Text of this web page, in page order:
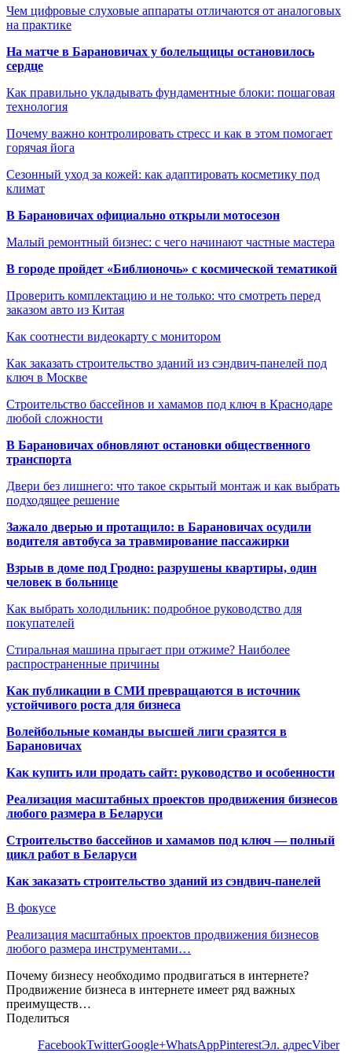
Чем цифровые слуховые аппараты отличаются от аналоговых
на практике
На матче в Барановичах у болельщицы остановилось
сердце
Как правильно укладывать фундаментные блоки: пошаговая
технология
Почему важно контролировать стресс и как в этом помогает
горячая йога
Сезонный уход за кожей: как адаптировать косметику под
климат
В Барановичах официально открыли мотосезон
Малый ремонтный бизнес: с чего начинают частные мастера
В городе пройдет «Библионочь» с космической тематикой
Проверить комплектацию и не только: что смотреть перед
заказом авто из Китая
Как соотнести видеокарту с монитором
Как заказать строительство зданий из сэндвич-панелей под
ключ в Москве
Строительство бассейнов и хамамов под ключ в Краснодаре
любой сложности
В Барановичах обновляют остановки общественного
транспорта
Двери без лишнего: что такое скрытый монтаж и как выбрать
подходящее решение
Зажало дверью и протащило: в Барановичах осудили
водителя автобуса за травмирование пассажирки
Взрыв в доме под Гродно: разрушены квартиры, один
человек в больнице
Как выбрать холодильник: подробное руководство для
покупателей
Стиральная машина прыгает при отжиме? Наиболее
распространенные причины
Как публикации в СМИ превращаются в источник
устойчивого роста для бизнеса
Волейбольные команды высшей лиги сразятся в
Барановичах
Как купить или продать сайт: руководство и особенности
Реализация масштабных проектов продвижения бизнесов
любого размера в Беларуси
Строительство бассейнов и хамамов под ключ — полный
цикл работ в Беларуси
Как заказать строительство зданий из сэндвич-панелей
В фокусе
Реализация масштабных проектов продвижения бизнесов
любого размера инструментами…
Почему бизнесу необходимо продвигаться в интернете?
Продвижение бизнеса в интернете имеет ряд важных
преимуществ…
Поделиться
FacebookTwitterGoogle+WhatsAppPinterestЭл. адресViber